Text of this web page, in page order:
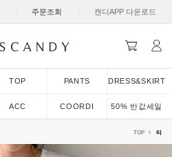
주문조회 캔디APP 다운로드
TOP PANTS DRESS&SKIRT
ACC COORDI 50% 반값세일
TOP 티